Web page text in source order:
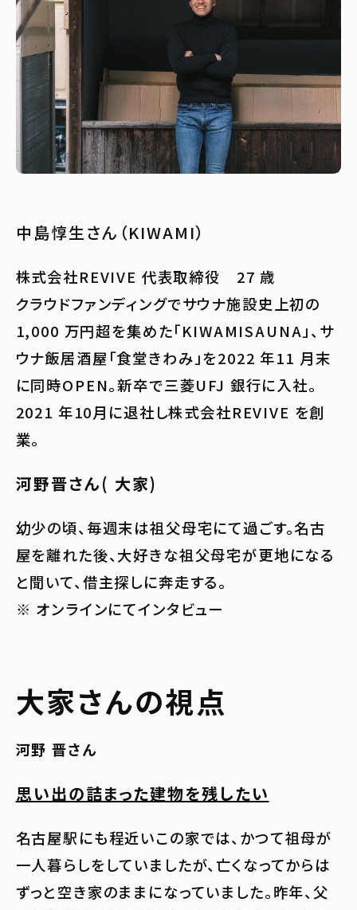
中島惇生さん（KIWAMI）
株式会社REVIVE 代表取締役 27 歳
クラウドファンディングでサウナ施設史上初の
1,000 万円超を集めた「KIWAMISAUNA」、サ
ウナ飯居酒屋「食堂きわみ」を2022 年11 月末
に同時OPEN。新卒で三菱UFJ 銀行に入社。
2021 年10月に退社し株式会社REVIVE を創
業。
河野晋さん( 大家)
幼少の頃、毎週末は祖父母宅にて過ごす。名古
屋を離れた後、大好きな祖父母宅が更地になる
と聞いて、借主探しに奔走する。
※ オンラインにてインタビュー
大家さんの視点
河野 晋さん
思い出の詰まった建物を残したい
名古屋駅にも程近いこの家では、かつて祖母が
一人暮らしをしていましたが、亡くなってからは
ずっと空き家のままになっていました。昨年、父